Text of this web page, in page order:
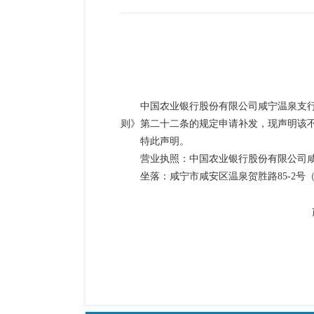
中国农业银行股份有限公司咸宁温泉支
则》第二十二条的规定申请补发，现声明该
特此声明。
营业执照： 中国农业银行股份有限公司
坐落：咸宁市咸安区温泉贺胜路85-2号